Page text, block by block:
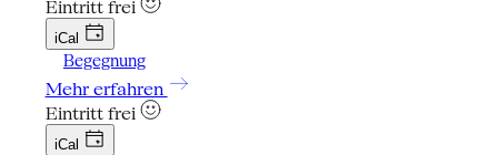
Eintritt frei
iCal
Begegnung
Mehr erfahren
Eintritt frei
iCal